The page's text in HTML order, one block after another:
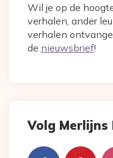
Wil je op de
verhalen, ander
verhalen
de nieuwsbrief!
Volg Merlijns